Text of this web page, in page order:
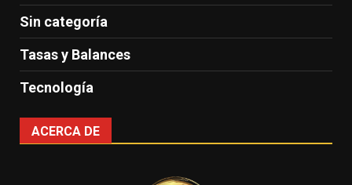
Sin categoría
Tasas y Balances
Tecnología
ACERCA DE